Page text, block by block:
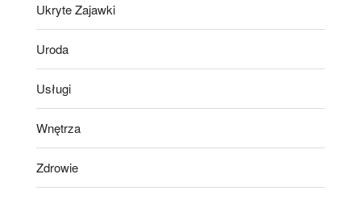
Ukryte Zajawki
Uroda
Usługi
Wnętrza
Zdrowie